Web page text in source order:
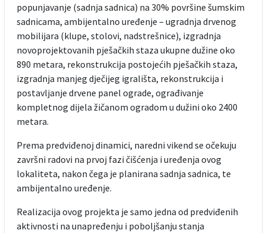
popunjavanje (sadnja sadnica) na 30% površine šumskim
sadnicama, ambijentalno uređenje – ugradnja drvenog
mobilijara (klupe, stolovi, nadstrešnice), izgradnja
novoprojektovanih pješačkih staza ukupne dužine oko
890 metara, rekonstrukcija postojećih pješačkih staza,
izgradnja manjeg dječijeg igrališta, rekonstrukcija i
postavljanje drvene panel ograde, ograđivanje
kompletnog dijela žičanom ogradom u dužini oko 2400
metara.
Prema predviđenoj dinamici, naredni vikend se očekuju
završni radovi na prvoj fazi čišćenja i uređenja ovog
lokaliteta, nakon čega je planirana sadnja sadnica, te
ambijentalno uređenje.
Realizacija ovog projekta je samo jedna od predviđenih
aktivnosti na unapređenju i poboljšanju stanja